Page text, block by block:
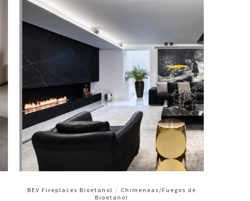
BEV Fireplaces Bioetanol / Chimeneas/Fuegos de
Bioetanol